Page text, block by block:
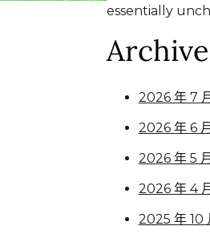
essentially
Archive
2026 年 7 月
2026 年 6 月
2026 年 5 月
2026 年 4 月
2025 年 10